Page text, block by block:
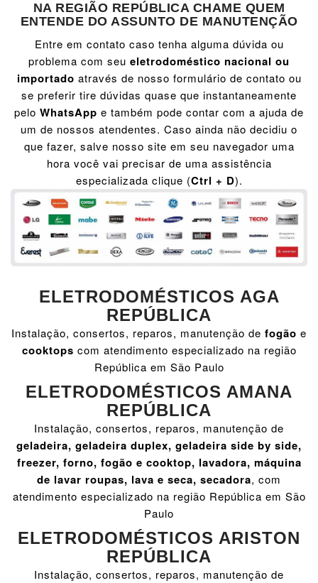
NA REGIÃO REPÚBLICA CHAME QUEM
ENTENDE DO ASSUNTO DE MANUTENÇÃO
Entre em contato caso tenha alguma dúvida ou
problema com seu eletrodoméstico nacional ou
importado através de nosso formulário de contato ou
se preferir tire dúvidas quase que instantaneamente
pelo WhatsApp e também pode contar com a ajuda de
um de nossos atendentes. Caso ainda não decidiu o
que fazer, salve nosso site em seu navegador uma
hora você vai precisar de uma assistência
especializada clique (Ctrl + D).
ELETRODOMÉSTICOS AGA
REPÚBLICA
Instalação, consertos, reparos, manutenção de fogão e
cooktops com atendimento especializado na região
República em São Paulo
ELETRODOMÉSTICOS AMANA
REPÚBLICA
Instalação, consertos, reparos, manutenção de
geladeira, geladeira duplex, geladeira side by side,
freezer, forno, fogão e cooktop, lavadora, máquina
de lavar roupas, lava e seca, secadora, com
atendimento especializado na região República em São
Paulo
ELETRODOMÉSTICOS ARISTON
REPÚBLICA
Instalação, consertos, reparos, manutenção de